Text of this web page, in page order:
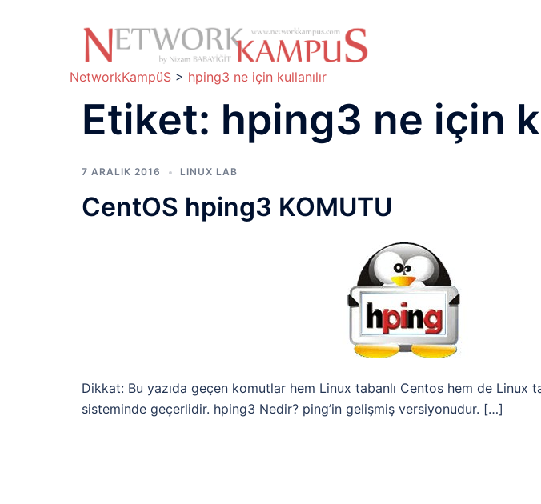
NetworkKampüS > hping3 ne için kullanılır
Etiket: hping3 ne için
7 ARALIK 2016 LINUX LAB
CentOS hping3 KOMUTU
Dikkat: Bu yazıda geçen komutlar hem Linux tabanlı Centos hem de Linux
sisteminde geçerlidir. hping3 Nedir? ping’in gelişmiş versiyonudur. […]